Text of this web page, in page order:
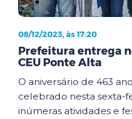
08/12/2023, às 17:20
Prefeitura entrega
CEU Ponte Alta
O aniversário de 463
celebrado nesta sexta-
inúmeras atividades e